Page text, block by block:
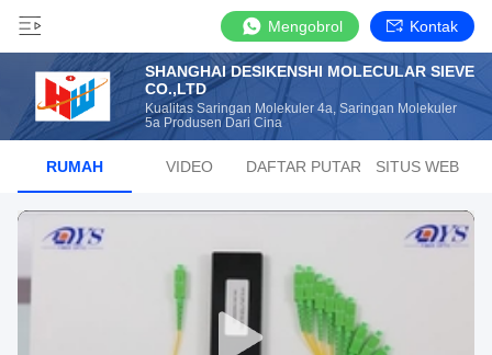
Mengobrol Kontak
SHANGHAI DESIKENSHI MOLECULAR SIEVE
CO.,LTD
Kualitas Saringan Molekuler 4a, Saringan Molekuler
5a Produsen Dari Cina
RUMAH VIDEO DAFTAR PUTAR SITUS WEB